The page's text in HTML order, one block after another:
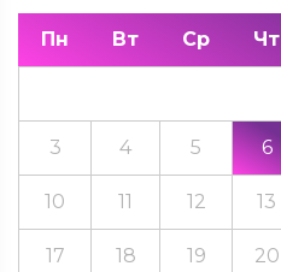
Пн Вт Ср Чт
3 4 5 6
10 11 12 13
17 18 19 20